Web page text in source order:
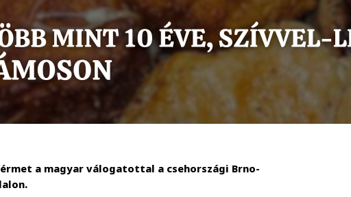
a magyar válogatottal a csehországi Brno-